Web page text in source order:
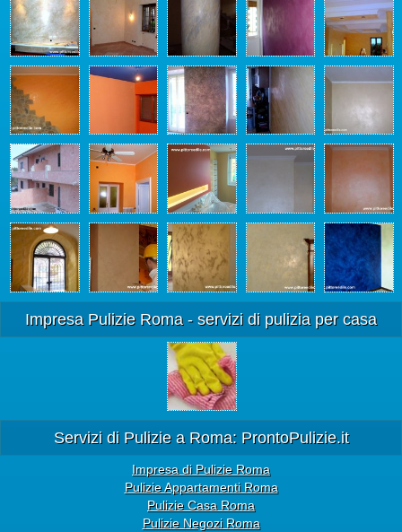
Impresa Pulizie Roma - servizi di pulizia per casa
Servizi di Pulizie a Roma: ProntoPulizie.it
Impresa di Pulizie Roma
Pulizie Appartamenti Roma
Pulizie Casa Roma
Pulizie Negozi Roma